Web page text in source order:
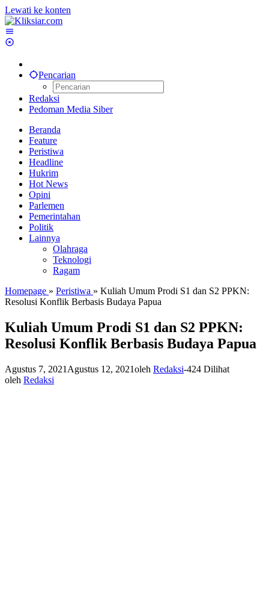
Lewati ke konten
Pencarian
Redaksi
Pedoman Media Siber
Beranda
Feature
Peristiwa
Headline
Hukrim
Hot News
Opini
Parlemen
Pemerintahan
Politik
Lainnya
Olahraga
Teknologi
Ragam
Homepage » Peristiwa » Kuliah Umum Prodi S1 dan S2 PPKN:
Resolusi Konflik Berbasis Budaya Papua
Kuliah Umum Prodi S1 dan S2 PPKN:
Resolusi Konflik Berbasis Budaya Papua
Agustus 7, 2021 Agustus 12, 2021oleh Redaksi-424 Dilihat
oleh Redaksi